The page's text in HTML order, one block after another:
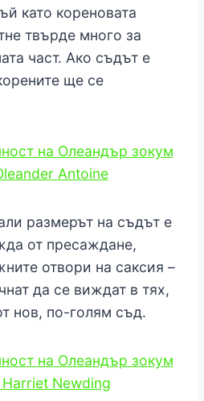
като кореновата
твърде много за
част. Ако съдът е
ще се
на Олеандър зокум
Antoine
размерът на съдът е
от пресаждане,
отвори на саксия –
да се виждат в тях,
нов, по-голям съд.
на Олеандър зокум
Newding